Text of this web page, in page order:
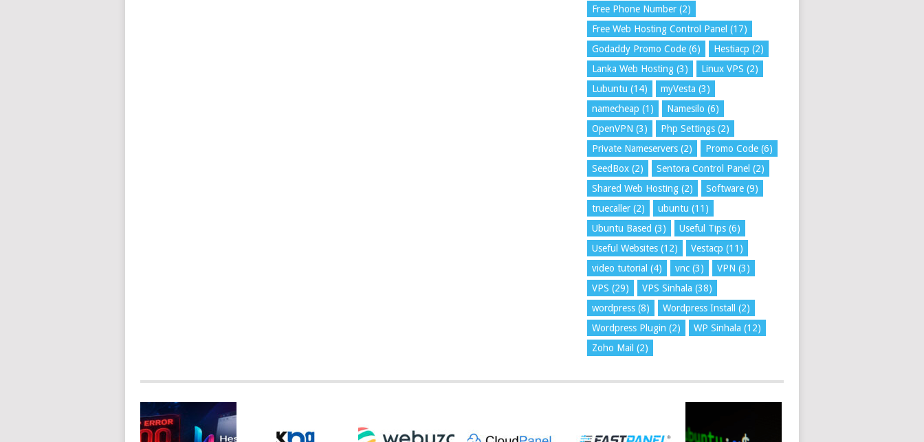
Free Phone Number (2)
Free Web Hosting Control Panel (17)
Godaddy Promo Code (6) Hestiacp (2)
Lanka Web Hosting (3) Linux VPS (2)
Lubuntu (14) myVesta (3)
namecheap (1) Namesilo (6)
OpenVPN (3) Php Settings (2)
Private Nameservers (2) Promo Code (6)
SeedBox (2) Sentora Control Panel (2)
Shared Web Hosting (2) Software (9)
truecaller (2) ubuntu (11)
Ubuntu Based (3) Useful Tips (6)
Useful Websites (12) Vestacp (11)
video tutorial (4) vnc (3) VPN (3)
VPS (29) VPS Sinhala (38)
wordpress (8) Wordpress Install
(2)
Wordpress Plugin (2) WP Sinhala (12)
Zoho Mail (2)